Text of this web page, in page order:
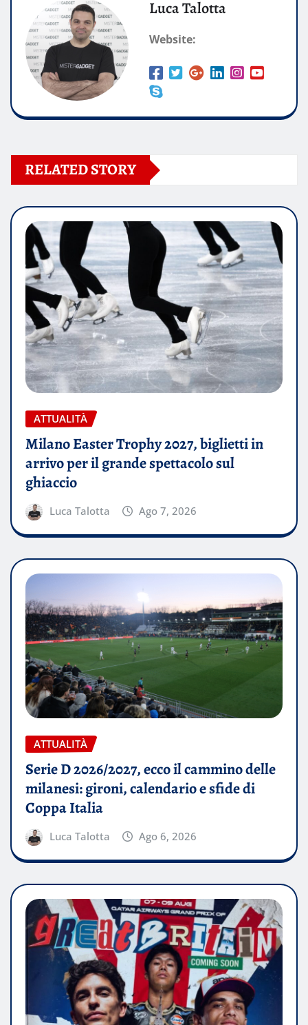
Luca Talotta
Website:
RELATED STORY
ATTUALITÀ
Milano Easter Trophy 2027, biglietti in
arrivo per il grande spettacolo sul
ghiaccio
Luca Talotta Ago 7, 2026
ATTUALITÀ
Serie D 2026/2027, ecco il cammino delle
milanesi: gironi, calendario e sfide di
Coppa Italia
Luca Talotta Ago 6, 2026